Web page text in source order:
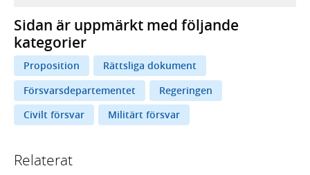
Sidan är uppmärkt med följande
kategorier
Proposition
Rättsliga dokument
Försvarsdepartementet
Regeringen
Civilt försvar
Militärt försvar
Relaterat